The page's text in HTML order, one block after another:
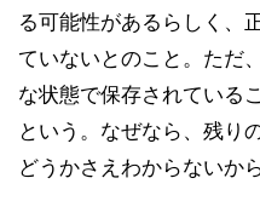
る可能性があるらしく、
ていないとのこと。ただ
な状態で保存されている
という。なぜなら、残り
どうかさえわからないから